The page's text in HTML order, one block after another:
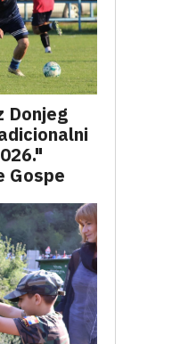
Donjeg
Gospe